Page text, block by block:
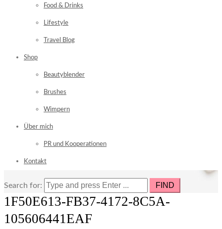
Food & Drinks
Lifestyle
Travel Blog
Shop
Beautyblender
Brushes
Wimpern
Über mich
PR und Kooperationen
Kontakt
Search for:
1F50E613-FB37-4172-8C5A-
105606441EAF